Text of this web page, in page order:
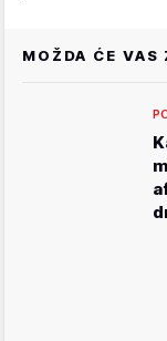
MOŽDA ĆE VAS